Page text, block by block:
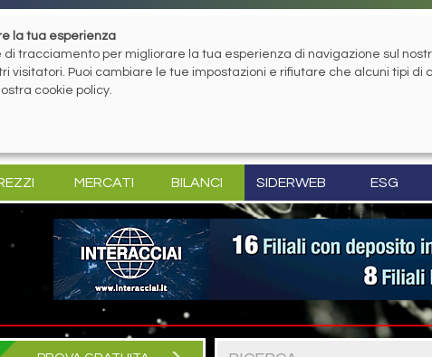
MERCATI BILANCI SIDERWEB ESG
la tua esperienza
tracciamento per migliorare la tua esperienza di navigazione sul
visitatori. Puoi cambiare le tue impostazioni e rifiutare che alcuni tipi
cookie policy.